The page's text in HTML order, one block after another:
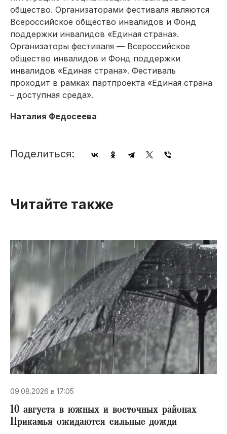
общество. Организаторами фестиваля являются
Всероссийское общество инвалидов и Фонд
поддержки инвалидов «Единая страна».
Организаторы фестиваля — Всероссийское
общество инвалидов и Фонд поддержки
инвалидов «Единая страна». Фестиваль
проходит в рамках партпроекта «Единая страна
– доступная среда».
Наталия Федосеева
Поделиться:
Читайте также
09.08.2026 в 17:05
10 августа в южных и восточных районах
Прикамья ожидаются сильные дожди